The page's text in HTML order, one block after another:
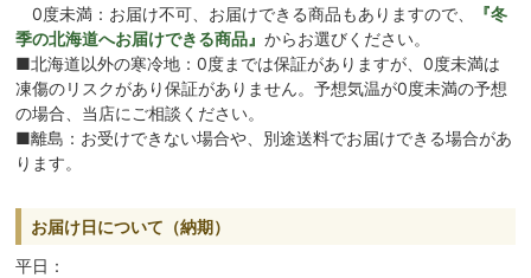
0度未満：お届け不可、お届けできる商品もありますので、
『冬
季の北海道へお届けできる商品』からお選びください。
■北海道以外の寒冷地：0度までは保証がありますが、0度未満は
凍傷のリスクがあり保証がありません。予想気温が0度未満の予想
の場合、当店にご相談ください。
■離島：お受けできない場合や、別途送料でお届けできる場合があ
ります。
お届け日について（納期）
平日：